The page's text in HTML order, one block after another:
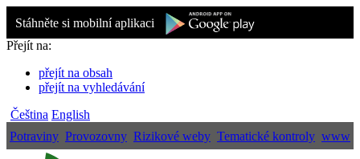
Stáhněte si mobilní aplikaci
Přejít na:
přejít na obsah
přejít na vyhledávání
Čeština English
Potraviny Provozovny Rizikové weby Tematické kontroly www